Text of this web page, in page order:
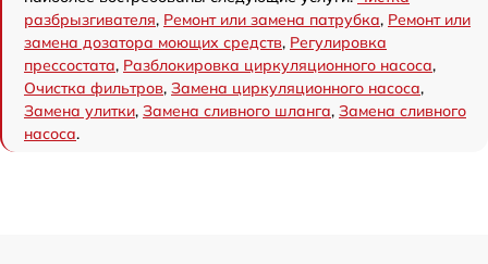
разбрызгивателя, Ремонт или замена патрубка, Ремонт или
замена дозатора моющих средств, Регулировка
прессостата, Разблокировка циркуляционного насоса,
Очистка фильтров, Замена циркуляционного насоса,
Замена улитки, Замена сливного шланга, Замена сливного
насоса.